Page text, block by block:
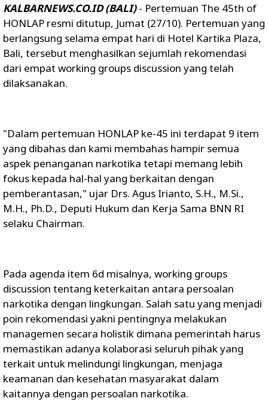
KALBARNEWS.CO.ID (BALI)- Pertemuan The 45th of
HONLAP resmi ditutup, Jumat (27/10). Pertemuan yang
berlangsung selama empat hari di Hotel Kartika Plaza,
Bali, tersebut menghasilkan sejumlah rekomendasi
dari empat working groups discussion yang telah
dilaksanakan.
"Dalam pertemuan HONLAP ke-45 ini terdapat 9 item
yang dibahas dan kami membahas hampir semua
aspek penanganan narkotika tetapi memang lebih
fokus kepada hal-hal yang berkaitan dengan
pemberantasan," ujar Drs. Agus Irianto, S.H., M.Si.,
M.H., Ph.D., Deputi Hukum dan Kerja Sama BNN RI
selaku Chairman.
Pada agenda item 6d misalnya, working groups
discussion tentang keterkaitan antara persoalan
narkotika dengan lingkungan. Salah satu yang menjadi
poin rekomendasi yakni pentingnya melakukan
managemen secara holistik dimana pemerintah harus
memastikan adanya kolaborasi seluruh pihak yang
terkait untuk melindungi lingkungan, menjaga
keamanan dan kesehatan masyarakat dalam
kaitannya dengan persoalan narkotika.